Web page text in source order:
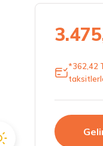
*362,42